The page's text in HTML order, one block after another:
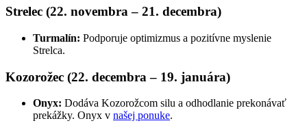
Strelec (22. novembra – 21. decembra)
Turmalín: Podporuje optimizmus a pozitívne myslenie
Strelca.
Kozorožec (22. decembra – 19. januára)
Onyx: Dodáva Kozorožcom silu a odhodlanie prekonávať
prekážky. Onyx v našej ponuke.